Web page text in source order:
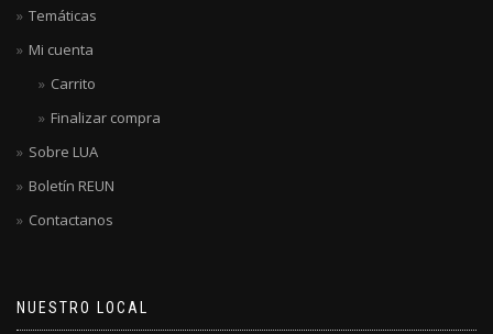
Temáticas
Mi cuenta
Carrito
Finalizar compra
Sobre LUA
Boletín REUN
Contactanos
NUESTRO LOCAL